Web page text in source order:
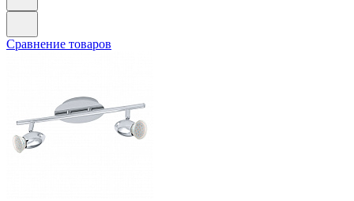
Сравнение товаров